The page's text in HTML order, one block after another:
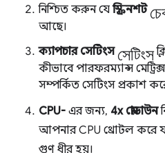
নিশ্চিত করুন যেস্ক্রিনশট
আছে।
ক্যাপচার সেটিংস সেটিংস
কীভাবে পারফরম্যান্স
সম্পর্কিত সেটিংস প্রকাশ
CPU- এর জন্য, 4x স্লোডাউন
আপনার CPU থ্রোটল করে
গুণ ধীর হয়।